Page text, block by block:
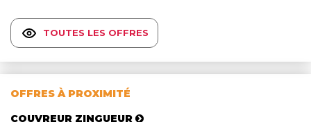
TOUTES LES OFFRES
OFFRES À PROXIMITÉ
COUVREUR ZINGUEUR